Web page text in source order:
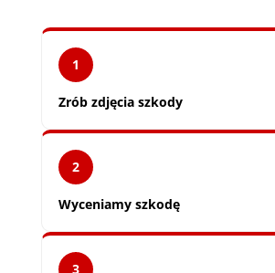
1
Zrób zdjęcia szkody
2
Wyceniamy szkodę
3